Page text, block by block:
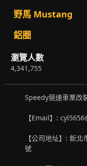
野馬 Mustang
鋁圈
瀏覽人數
4,341,755
Speedy競速車業改
【Email】:
【公司地址】: 新
號